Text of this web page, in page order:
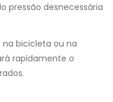
pressão desnecessária
na bicicleta ou na
rapidamente o